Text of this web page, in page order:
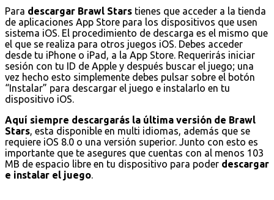
Para descargar Brawl Stars tienes que acceder a la tienda
de aplicaciones App Store para los dispositivos que usen
sistema iOS. El procedimiento de descarga es el mismo que
el que se realiza para otros juegos iOS. Debes acceder
desde tu iPhone o iPad, a la App Store. Requerirás iniciar
sesión con tu ID de Apple y después buscar el juego; una
vez hecho esto simplemente debes pulsar sobre el botón
“Instalar” para descargar el juego e instalarlo en tu
dispositivo iOS.
Aquí siempre descargarás la última versión de Brawl
Stars, esta disponible en multi idiomas, además que se
requiere iOS 8.0 o una versión superior. Junto con esto es
importante que te asegures que cuentas con al menos 103
MB de espacio libre en tu dispositivo para poder descargar
e instalar el juego.